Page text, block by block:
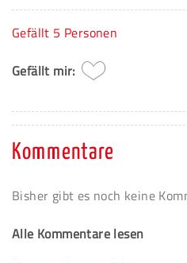
Gefällt 5 Personen
Gefällt mir:
Kommentare
Bisher gibt es noch keine
Alle Kommentare lesen